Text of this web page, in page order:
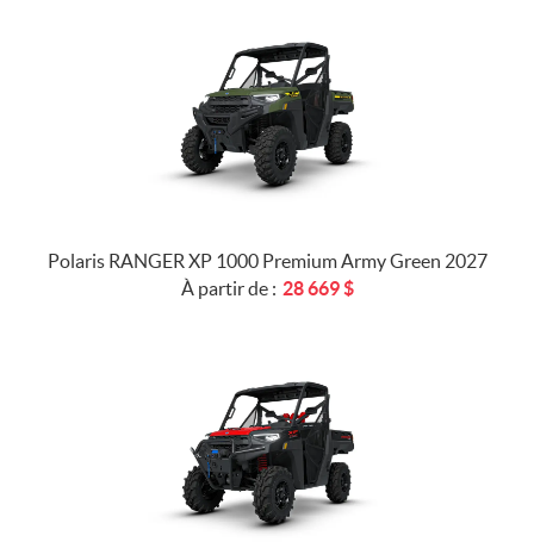
Polaris RANGER XP 1000 Premium Army Green 2027
À partir de : 28 669$